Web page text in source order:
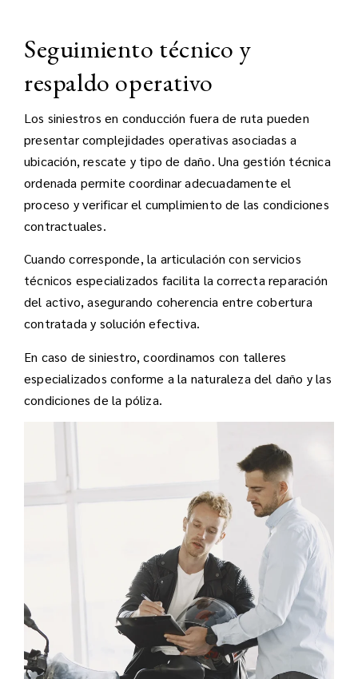
Seguimiento técnico y
respaldo operativo
Los siniestros en conducción fuera de ruta pueden
presentar complejidades operativas asociadas a
ubicación, rescate y tipo de daño. Una gestión técnica
ordenada permite coordinar adecuadamente el
proceso y verificar el cumplimiento de las condiciones
contractuales.
Cuando corresponde, la articulación con servicios
técnicos especializados facilita la correcta reparación
del activo, asegurando coherencia entre cobertura
contratada y solución efectiva.
En caso de siniestro, coordinamos con talleres
especializados conforme a la naturaleza del daño y las
condiciones de la póliza.